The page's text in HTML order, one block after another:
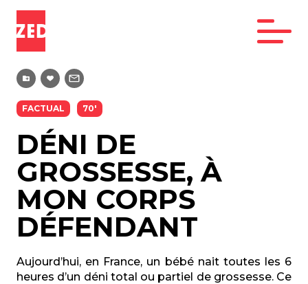
FACTUAL 70'
DÉNI DE
GROSSESSE, À
MON CORPS
DÉFENDANT
Aujourd’hui, en France, un bébé nait toutes les 6
heures d’un déni total ou partiel de grossesse. Ce